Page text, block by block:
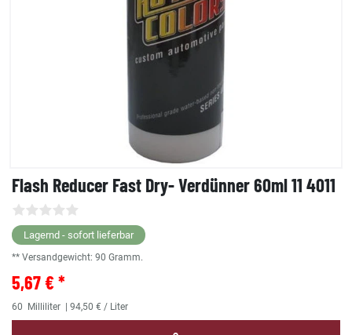
Flash Reducer Fast Dry- Verdünner 60ml 11 4011
Lagernd - sofort lieferbar
** Versandgewicht: 90 Gramm.
5,67 € *
60 Milliliter | 94,50 € / Liter